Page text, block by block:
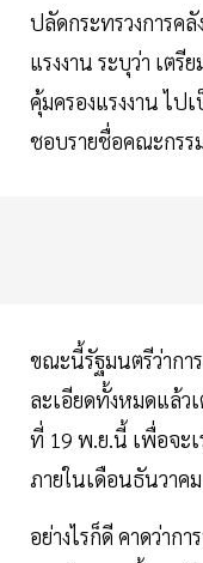
ปลัดกระทรวงการค
แรงงาน ระบุว่า เต
คุ้มครองแรงงาน ไป
ชอบรายชื่อคณะกรร
ขณะนี้รัฐมนตรีว่ากา
ละเอียดทั้งหมดแล้ว
ที่ 19 พ.ย.นี้ เพื่อจะ
ภายในเดือนธันวาค
อย่างไรก็ดี คาดว่าก